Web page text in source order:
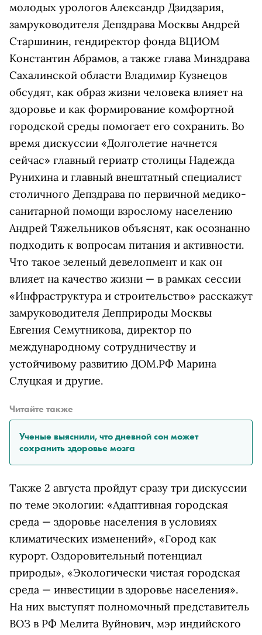
молодых урологов Александр Дзидзария,
замруководителя Депздрава Москвы Андрей
Старшинин, гендиректор фонда ВЦИОМ
Константин Абрамов, а также глава Минздрава
Сахалинской области Владимир Кузнецов
обсудят, как образ жизни человека влияет на
здоровье и как формирование комфортной
городской среды помогает его сохранить. Во
время дискуссии «Долголетие начнется
сейчас» главный гериатр столицы Надежда
Рунихина и главный внештатный специалист
столичного Депздрава по первичной медико-
санитарной помощи взрослому населению
Андрей Тяжельников объяснят, как осознанно
подходить к вопросам питания и активности.
Что такое зеленый девелопмент и как он
влияет на качество жизни — в рамках сессии
«Инфраструктура и строительство» расскажут
замруководителя Депприроды Москвы
Евгения Семутникова, директор по
международному сотрудничеству и
устойчивому развитию ДОМ.РФ Марина
Слуцкая и другие.
Читайте также
Ученые выяснили, что дневной сон может
сохранить здоровье мозга
Также 2 августа пройдут сразу три дискуссии
по теме экологии: «Адаптивная городская
среда — здоровье населения в условиях
климатических изменений», «Город как
курорт. Оздоровительный потенциал
природы», «Экологически чистая городская
среда — инвестиции в здоровье населения».
На них выступят полномочный представитель
ВОЗ в РФ Мелита Вуйнович, мэр индийского